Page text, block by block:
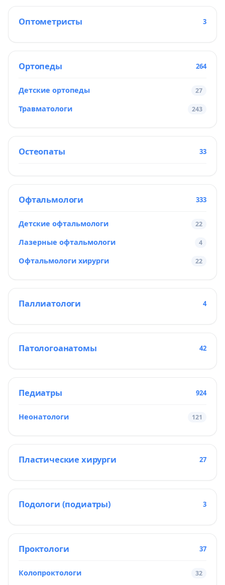
Оптометристы 3
Ортопеды 264
Детские ортопеды 27
Травматологи 243
Остеопаты 33
Офтальмологи 333
Детские офтальмологи 22
Лазерные офтальмологи 4
Офтальмологи хирурги 22
Паллиатологи 4
Патологоанатомы 42
Педиатры 924
Неонатологи 121
Пластические хирурги 27
Подологи (подиатры) 3
Проктологи 37
Колопроктологи 32